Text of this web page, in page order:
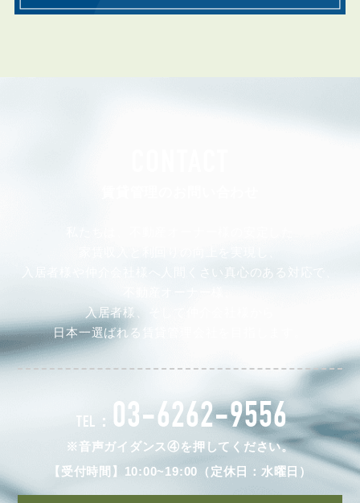
入居者様や仲介会社様へ人間くさい真心のある対応で、
入居者様、そして仲介会社様から
日本一選ばれる賃貸管理会社を目指します。
TEL： 03-6262-9556
※音声ガイダンス④を押してください。
【受付時間】10:00~19:00（定休日：水曜日）